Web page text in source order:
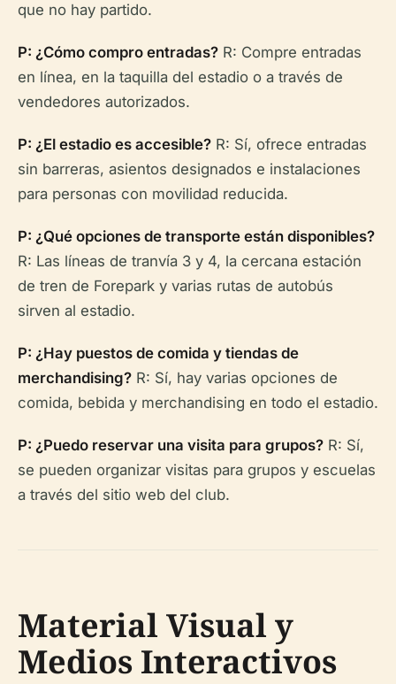
que no hay partido.
P: ¿Cómo compro entradas? R: Compre entradas
en línea, en la taquilla del estadio o a través de
vendedores autorizados.
P: ¿El estadio es accesible? R: Sí, ofrece entradas
sin barreras, asientos designados e instalaciones
para personas con movilidad reducida.
P: ¿Qué opciones de transporte están disponibles?
R: Las líneas de tranvía 3 y 4, la cercana estación
de tren de Forepark y varias rutas de autobús
sirven al estadio.
P: ¿Hay puestos de comida y tiendas de
merchandising? R: Sí, hay varias opciones de
comida, bebida y merchandising en todo el estadio.
P: ¿Puedo reservar una visita para grupos? R: Sí,
se pueden organizar visitas para grupos y escuelas
a través del sitio web del club.
Material Visual y
Medios Interactivos